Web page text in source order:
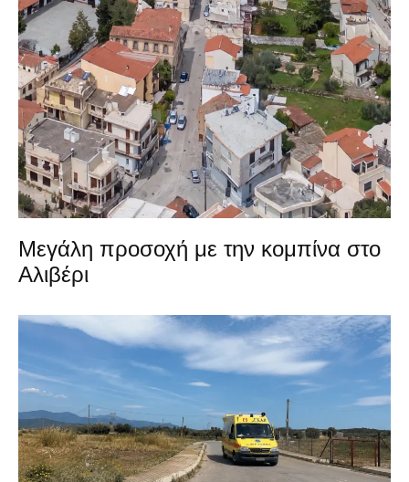
Μεγάλη προσοχή με την κομπίνα στο
Αλιβέρι